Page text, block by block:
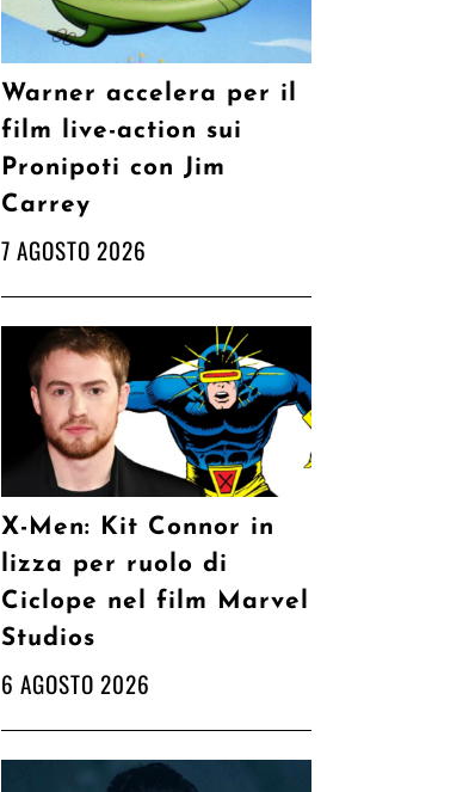
Warner accelera per il
film live-action sui
Pronipoti con Jim
Carrey
7 AGOSTO 2026
X-Men: Kit Connor in
lizza per ruolo di
Ciclope nel film Marvel
Studios
6 AGOSTO 2026